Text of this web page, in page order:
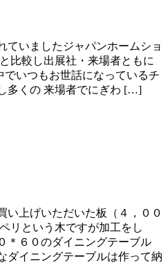
ていましたジャパンホームショ
比較し出展社・来場者ともに
いつもお世話になっているチ
多くの 来場者でにぎわ […]
上げいただいた板（４，００
リという木ですが加工をし
＊６０のダイニングテーブル
ダイニングテーブルは作って納